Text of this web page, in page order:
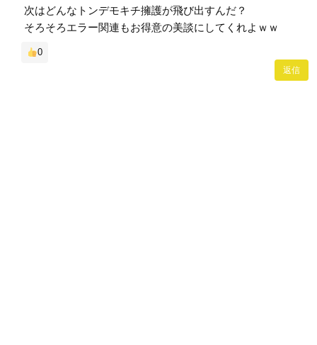
次はどんなトンデモキチ擁護が飛び出すんだ？
そろそろエラー関連もお得意の美談にしてくれよｗｗ
0
返信